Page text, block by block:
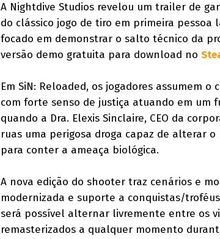
A Nightdive Studios revelou um trailer de
do clássico jogo de tiro em primeira
focado em demonstrar o salto técnico da
versão demo gratuita para download no
Em SiN: Reloaded, os jogadores assumem
com forte senso de justiça atuando em um
quando a Dra. Elexis Sinclaire, CEO da
ruas uma perigosa droga capaz de alterar
para conter a ameaça biológica.
A nova edição do shooter traz cenários e
modernizada e suporte a conquistas/
será possível alternar livremente entre os
remasterizados a qualquer momento